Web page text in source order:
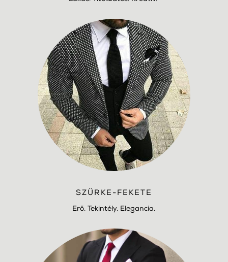
SZÜRKE-FEKETE
Erő. Tekintély. Elegancia.